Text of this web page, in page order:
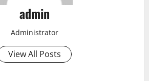
admin
Administrator
View All Posts